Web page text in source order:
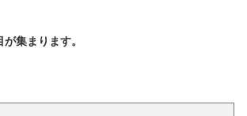
集まります。